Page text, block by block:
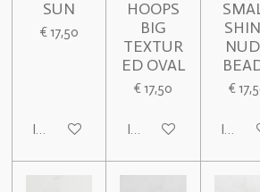
SUN
€ 17,50
In winkelwagen
HOOPS
BIG
TEXTUR
ED OVAL
€ 17,50
In winkelwagen
€
In